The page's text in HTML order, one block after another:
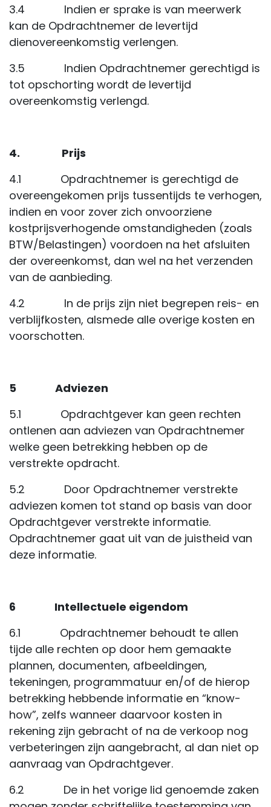
3.4 Indien er sprake is van meerwerk
kan de Opdrachtnemer de levertijd
dienovereenkomstig verlengen.
3.5 Indien Opdrachtnemer gerechtigd is
tot opschorting wordt de levertijd
overeenkomstig verlengd.
4.
Prijs
4.1 Opdrachtnemer is gerechtigd de
overeengekomen prijs tussentijds te verhogen,
indien en voor zover zich onvoorziene
kostprijsverhogende omstandigheden (zoals
BTW/Belastingen) voordoen na het afsluiten
der overeenkomst, dan wel na het verzenden
van de aanbieding.
4.2 In de prijs zijn niet begrepen reis- en
verblijfkosten, alsmede alle overige kosten en
voorschotten.
5 Adviezen
5.1 Opdrachtgever kan geen rechten
ontlenen aan adviezen van Opdrachtnemer
welke geen betrekking hebben op de
verstrekte opdracht.
5.2 Door Opdrachtnemer verstrekte
adviezen komen tot stand op basis van door
Opdrachtgever verstrekte informatie.
Opdrachtnemer gaat uit van de juistheid van
deze informatie.
6 Intellectuele eigendom
6.1 Opdrachtnemer behoudt te allen
tijde alle rechten op door hem gemaakte
plannen, documenten, afbeeldingen,
tekeningen, programmatuur en/of de hierop
betrekking hebbende informatie en “know-
how”, zelfs wanneer daarvoor kosten in
rekening zijn gebracht of na de verkoop nog
verbeteringen zijn aangebracht, al dan niet op
aanvraag van Opdrachtgever.
6.2 De in het vorige lid genoemde zaken